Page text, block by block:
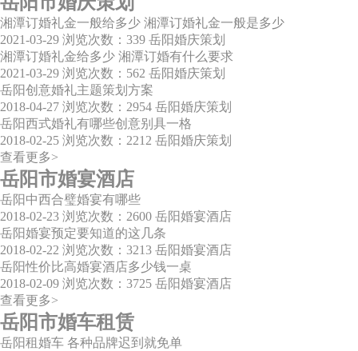
湘潭订婚礼金一般给多少 湘潭订婚礼金一般是多少
2021-03-29 浏览次数：339 岳阳婚庆策划
湘潭订婚礼金给多少 湘潭订婚有什么要求
2021-03-29 浏览次数：562 岳阳婚庆策划
岳阳创意婚礼主题策划方案
2018-04-27 浏览次数：2954 岳阳婚庆策划
岳阳西式婚礼有哪些创意别具一格
2018-02-25 浏览次数：2212 岳阳婚庆策划
查看更多>
岳阳市婚宴酒店
岳阳中西合璧婚宴有哪些
2018-02-23 浏览次数：2600 岳阳婚宴酒店
岳阳婚宴预定要知道的这几条
2018-02-22 浏览次数：3213 岳阳婚宴酒店
岳阳性价比高婚宴酒店多少钱一桌
2018-02-09 浏览次数：3725 岳阳婚宴酒店
查看更多>
岳阳市婚车租赁
岳阳租婚车 各种品牌迟到就免单